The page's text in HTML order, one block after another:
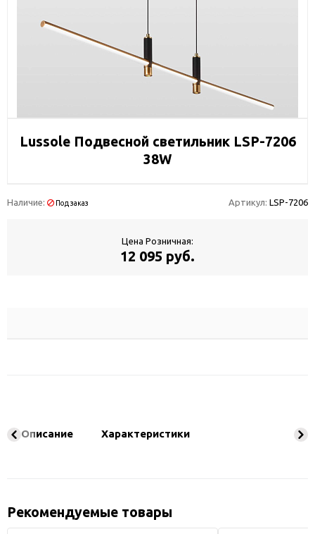
Lussole Подвесной светильник LSP-7206
38W
Наличие: Под заказ Артикул: LSP-7206
Цена Розничная:
12 095 руб.
Описание Характеристики
Рекомендуемые товары